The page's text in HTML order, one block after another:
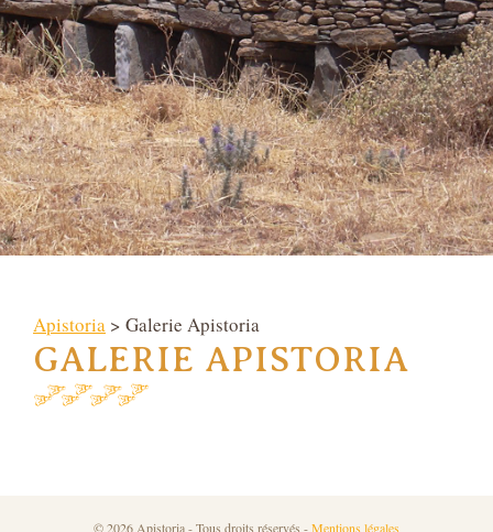
Apistoria > Galerie Apistoria
GALERIE APISTORIA
© 2026 Apistoria - Tous droits réservés -Mentions légales